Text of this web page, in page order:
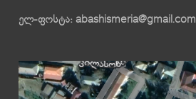
ელ-ფოსტა: abashismeria@gmail.com